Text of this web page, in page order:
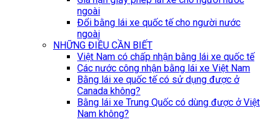
ngoài
Đổi bằng lái xe quốc tế cho người nước
ngoài
NHỮNG ĐIỀU CẦN BIẾT
Việt Nam có chấp nhận bằng lái xe quốc tế
Các nước công nhận bằng lái xe Việt Nam
Bằng lái xe quốc tế có sử dụng được ở
Canada không?
Bằng lái xe Trung Quốc có dùng được ở Việt
Nam không?